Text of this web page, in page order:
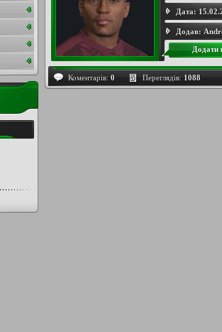
Дата:
Додав:
Додати
Коментарів: 0 Переглядів: 1088